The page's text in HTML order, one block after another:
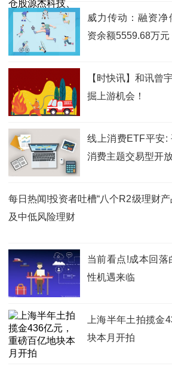
威力传动：融资净
资余额5559.68万
【时快讯】和讯曾
掘上游机会！
线上消费ETF平安:
消费主题交易型开
每日热闻!投资者吐槽“八个R2级理财
及中低风险理财
当前看点!成本回落
性机遇来临
上海半年土拍揽金
块本月开拍